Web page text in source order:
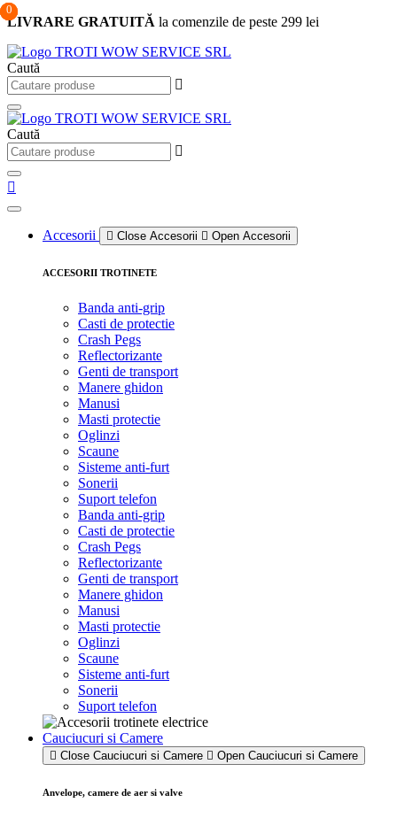
Sari
conținut
LIVRARE GRATUITĂ la comenzile de peste 299 lei
0
Caută
Caută
0
0
Accesorii Close Accesorii Open Accesorii
ACCESORII TROTINETE
Banda anti-grip
Casti de protectie
Crash Pegs
Reflectorizante
Genti de transport
Manere ghidon
Manusi
Masti protectie
Oglinzi
Scaune
Sisteme anti-furt
Sonerii
Suport telefon
Banda anti-grip
Casti de protectie
Crash Pegs
Reflectorizante
Genti de transport
Manere ghidon
Manusi
Masti protectie
Oglinzi
Scaune
Sisteme anti-furt
Sonerii
Suport telefon
Cauciucuri si Camere
Close Cauciucuri si Camere Open Cauciucuri si Camere
Anvelope, camere de aer si valve